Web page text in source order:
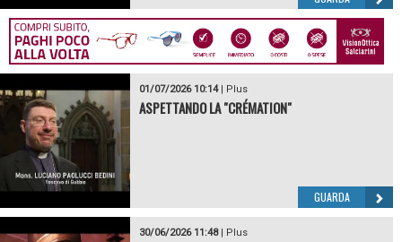
01/07/2026 10:14| Plus
ASPETTANDO LA "CRÉMATION"
GUARDA
30/06/2026 11:48| Plus